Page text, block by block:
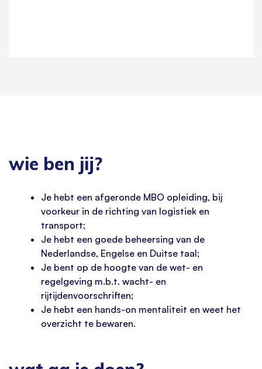
wie ben jij?
Je hebt een afgeronde MBO opleiding, bij
voorkeur in de richting van logistiek en
transport;
Je hebt een goede beheersing van de
Nederlandse, Engelse en Duitse taal;
Je bent op de hoogte van de wet- en
regelgeving m.b.t. wacht- en
rijtijdenvoorschriften;
Je hebt een hands-on mentaliteit en weet het
overzicht te bewaren.